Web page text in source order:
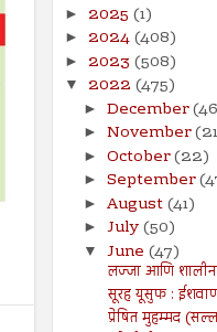
► 2025 (1)
► 2024(408)
► 2023 (508)
▼ 2022 (475)
► December
► November
► October(22)
► September
► August(41)
► July(50)
▼ June (47)
लज्जा आणि
सूरह यूसुफ :
प्रेषित मुहम्मद